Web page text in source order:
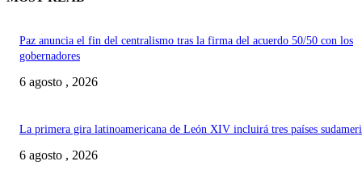
Paz anuncia el fin del centralismo tras la firma del acuerdo 50/50 con los
gobernadores
6 agosto , 2026
La primera gira latinoamericana de León XIV incluirá tres países
6 agosto , 2026